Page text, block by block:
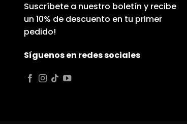
Suscríbete a nuestro boletín y recibe
un 10% de descuento en tu primer
pedido!
Síguenos en redes sociales